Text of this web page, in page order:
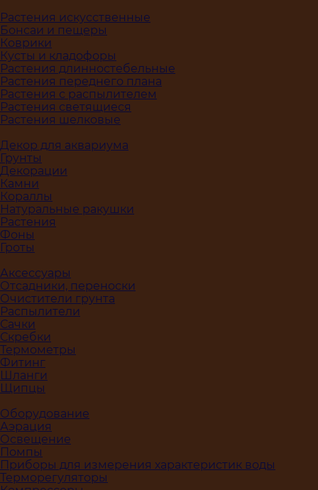
Растения искусственные
Бонсаи и пещеры
Коврики
Кусты и кладофоры
Растения длинностебельные
Растения переднего плана
Растения с распылителем
Растения светящиеся
Растения шелковые
Декор для аквариума
Грунты
Декорации
Камни
Кораллы
Натуральные ракушки
Растения
Фоны
Гроты
Аксессуары
Отсадники, переноски
Очистители грунта
Распылители
Сачки
Скребки
Термометры
Фитинг
Шланги
Щипцы
Оборудование
Аэрация
Освещение
Помпы
Приборы для измерения характеристик воды
Терморегуляторы